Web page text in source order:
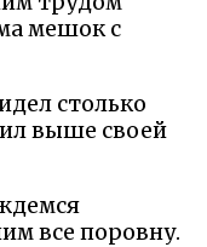
мешок с
столько
выше своей
все поровну.